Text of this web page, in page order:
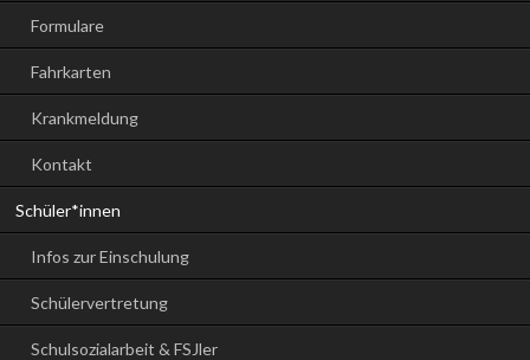
Formulare
Fahrkarten
Krankmeldung
Kontakt
Schüler*innen
Infos zur Einschulung
Schülervertretung
Schulsozialarbeit & FSJler